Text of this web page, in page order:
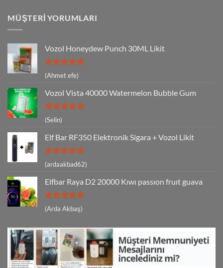
MÜŞTERI YORUMLARI
Vozol Honeydew Punch 30ML Likit
5 üzerinden
5
(Ahmet efe)
Vozol Vista 40000 Watermelon Bubble Gum
5 üzerinden
5
oy aldı
(Selin)
Elf Bar RF350 Elektronik Sigara + Vozol Likit
5 üzerinden
5
(ardaakbad62)
Elfbar Raya D2 20000 Kıwı passıon fruıt guava
5 üzerinden
5
(Arda Akbaş)